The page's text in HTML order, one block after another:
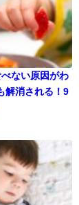
ない原因がわ
解消される！9